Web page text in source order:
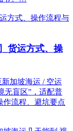
货运方式、操
新加坡海运 / 空运
无盲区”，适配普
作流程、避坑要点